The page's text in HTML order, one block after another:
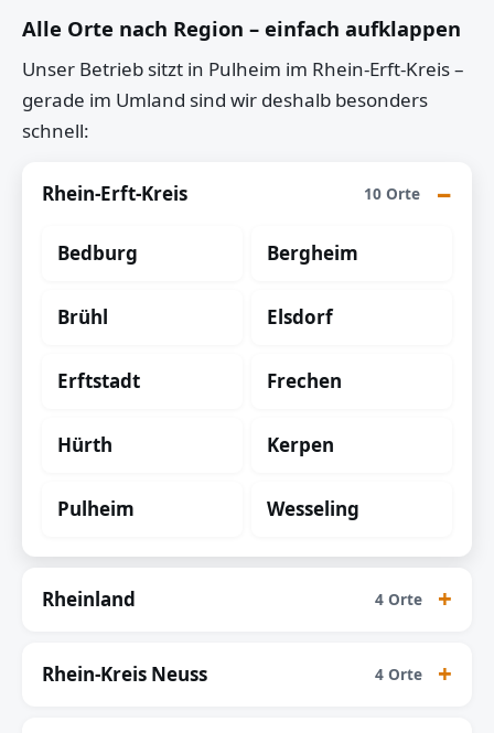
Alle Orte nach Region – einfach aufklappen
Unser Betrieb sitzt in Pulheim im Rhein-Erft-Kreis –
gerade im Umland sind wir deshalb besonders
schnell:
Rhein-Erft-Kreis 10 Orte
Bedburg Bergheim
Brühl Elsdorf
Erftstadt Frechen
Hürth Kerpen
Pulheim Wesseling
Rheinland 4 Orte
Rhein-Kreis Neuss 4 Orte